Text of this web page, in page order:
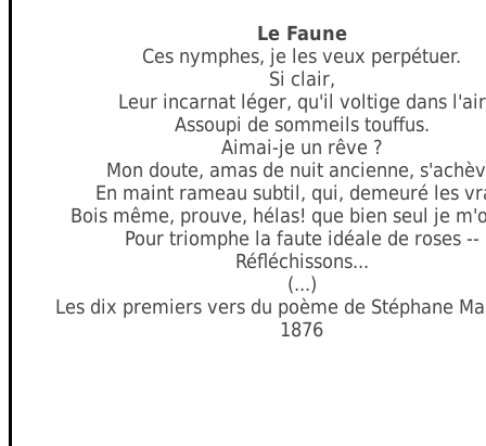
Le Faune
Ces nymphes, je les veux perpétuer.
Si clair,
Leur incarnat léger, qu'il voltige dans l'air
Assoupi de sommeils touffus.
Aimai-je un rêve ?
Mon doute, amas de nuit ancienne,
En maint rameau subtil, qui, demeuré les
Bois même, prouve, hélas! que bien seul je
Pour triomphe la faute idéale de roses --
Réfléchissons...
(...)
Les dix premiers vers du poème de Stéphane
1876